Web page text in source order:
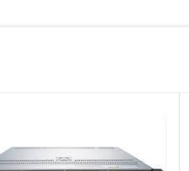
نیاز دارید، این ورک‌استیشن به
بیشتری انجام شود.